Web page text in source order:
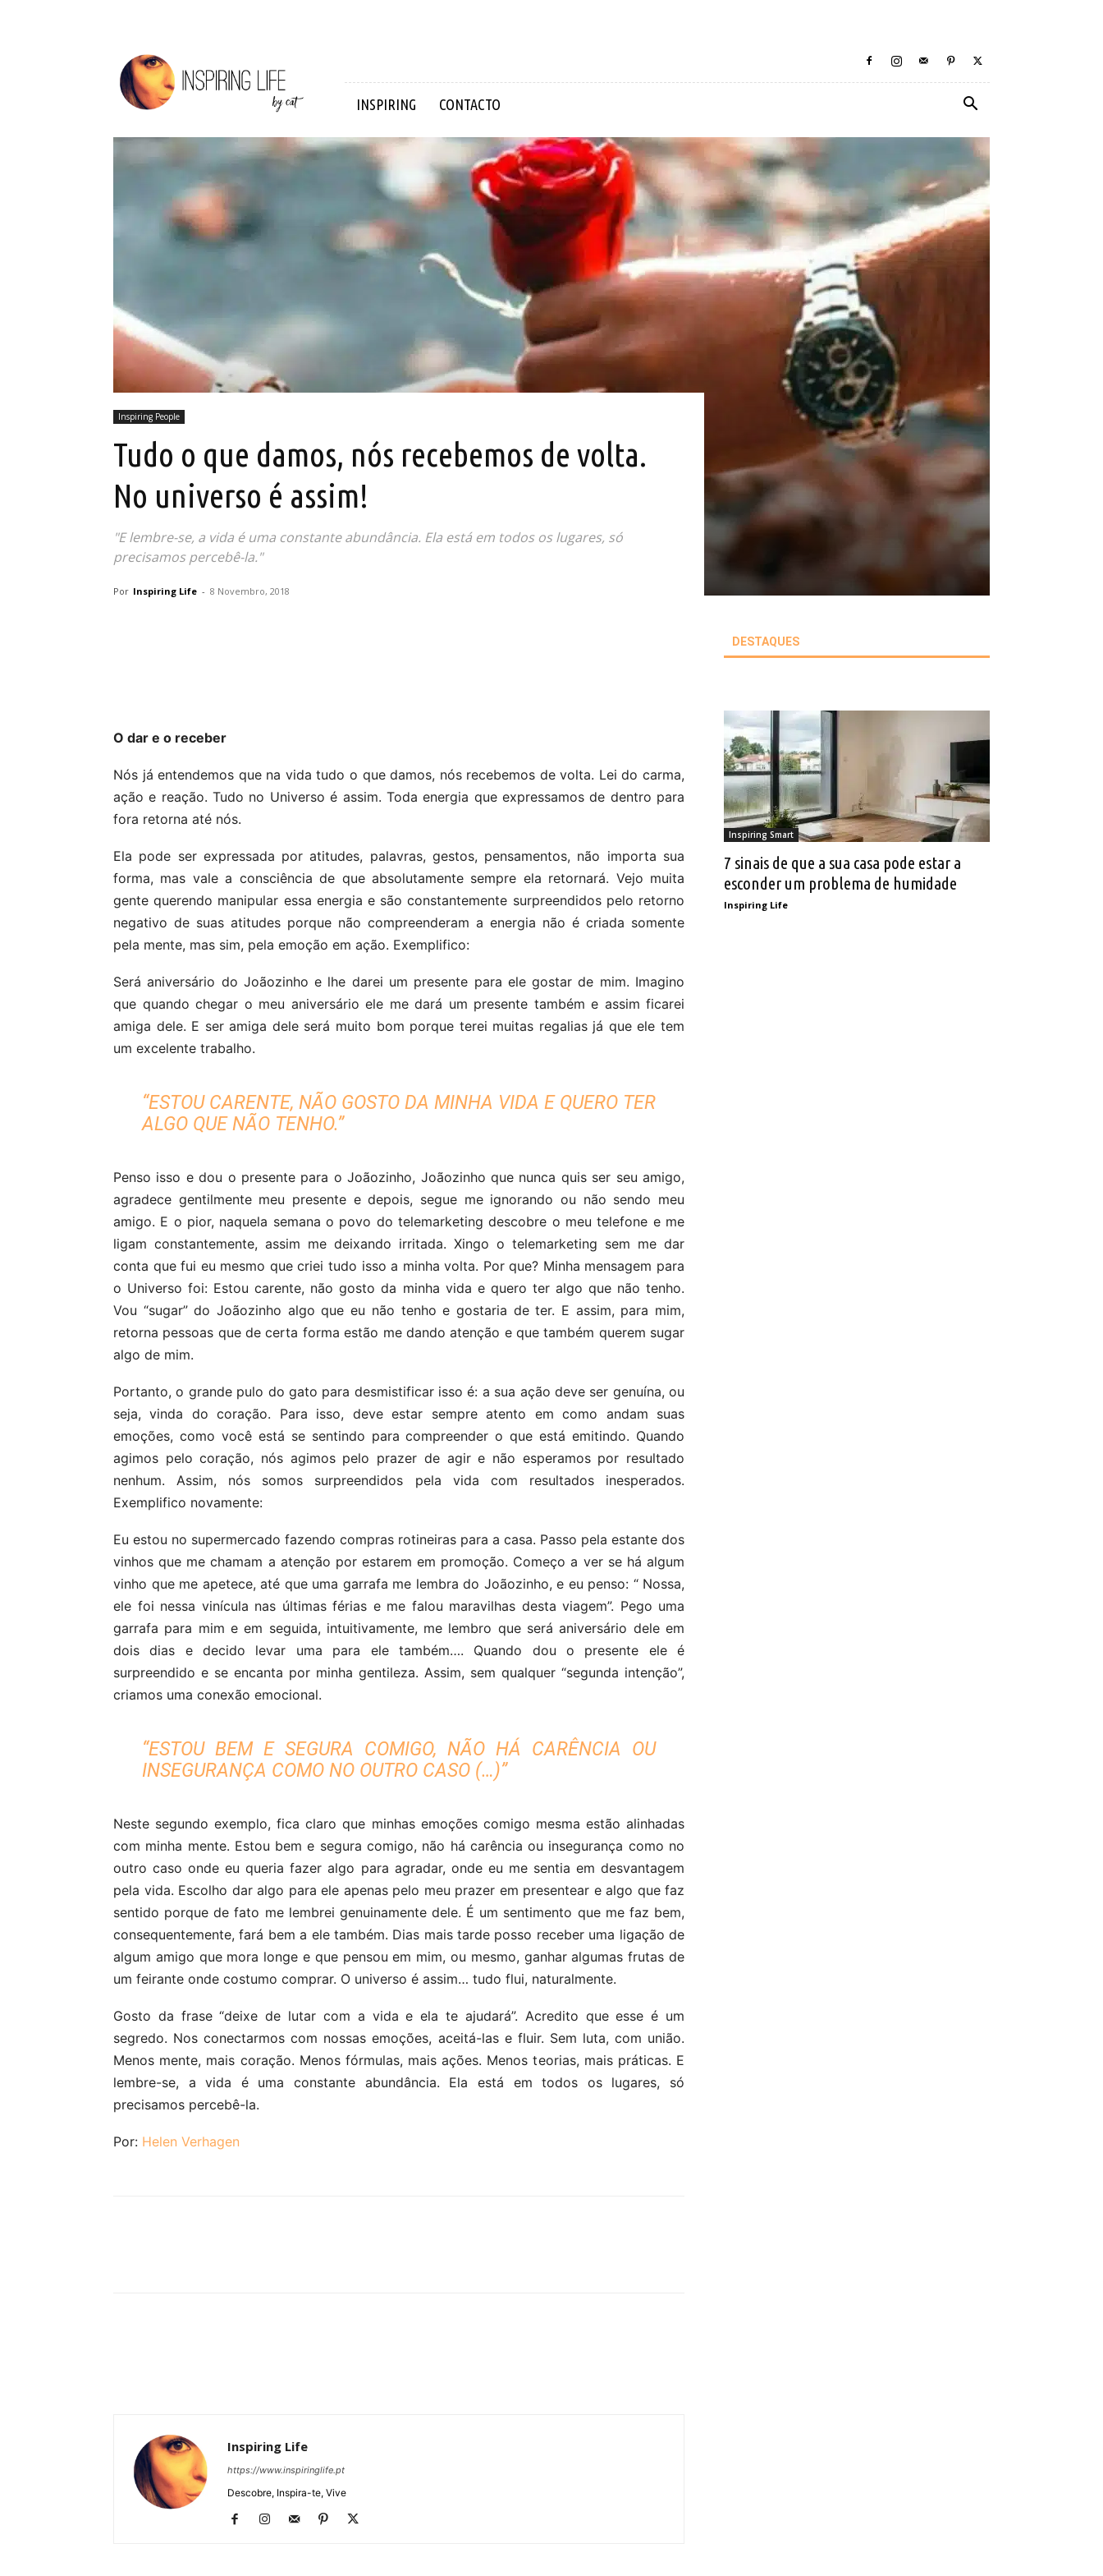
Inspiring
Life
INSPIRING CONTACTO
Inspiring People
Tudo o que damos, nós recebemos de volta.
No universo é assim!
"E lembre-se, a vida é uma constante abundância. Ela está em todos os lugares, só
precisamos percebê-la."
Por Inspiring Life - 8 Novembro, 2018
O dar e o receber
Nós já entendemos que na vida tudo o que damos, nós recebemos de volta. Lei do carma,
ação e reação. Tudo no Universo é assim. Toda energia que expressamos de dentro para
fora retorna até nós.
Ela pode ser expressada por atitudes, palavras, gestos, pensamentos, não importa sua
forma, mas vale a consciência de que absolutamente sempre ela retornará. Vejo muita
gente querendo manipular essa energia e são constantemente surpreendidos pelo retorno
negativo de suas atitudes porque não compreenderam a energia não é criada somente
pela mente, mas sim, pela emoção em ação. Exemplifico:
Será aniversário do Joãozinho e lhe darei um presente para ele gostar de mim. Imagino
que quando chegar o meu aniversário ele me dará um presente também e assim ficarei
amiga dele. E ser amiga dele será muito bom porque terei muitas regalias já que ele tem
um excelente trabalho.
“ESTOU CARENTE, NÃO GOSTO DA MINHA VIDA E QUERO TER
ALGO QUE NÃO TENHO.”
Penso isso e dou o presente para o Joãozinho, Joãozinho que nunca quis ser seu amigo,
agradece gentilmente meu presente e depois, segue me ignorando ou não sendo meu
amigo. E o pior, naquela semana o povo do telemarketing descobre o meu telefone e me
ligam constantemente, assim me deixando irritada. Xingo o telemarketing sem me dar
conta que fui eu mesmo que criei tudo isso a minha volta. Por que? Minha mensagem para
o Universo foi: Estou carente, não gosto da minha vida e quero ter algo que não tenho.
Vou “sugar” do Joãozinho algo que eu não tenho e gostaria de ter. E assim, para mim,
retorna pessoas que de certa forma estão me dando atenção e que também querem sugar
algo de mim.
Portanto, o grande pulo do gato para desmistificar isso é: a sua ação deve ser genuína, ou
seja, vinda do coração. Para isso, deve estar sempre atento em como andam suas
emoções, como você está se sentindo para compreender o que está emitindo. Quando
agimos pelo coração, nós agimos pelo prazer de agir e não esperamos por resultado
nenhum. Assim, nós somos surpreendidos pela vida com resultados inesperados.
Exemplifico novamente:
Eu estou no supermercado fazendo compras rotineiras para a casa. Passo pela estante dos
vinhos que me chamam a atenção por estarem em promoção. Começo a ver se há algum
vinho que me apetece, até que uma garrafa me lembra do Joãozinho, e eu penso: “ Nossa,
ele foi nessa vinícula nas últimas férias e me falou maravilhas desta viagem”. Pego uma
garrafa para mim e em seguida, intuitivamente, me lembro que será aniversário dele em
dois dias e decido levar uma para ele também…. Quando dou o presente ele é
surpreendido e se encanta por minha gentileza. Assim, sem qualquer “segunda intenção”,
criamos uma conexão emocional.
“ESTOU BEM E SEGURA COMIGO, NÃO HÁ CARÊNCIA OU
INSEGURANÇA COMO NO OUTRO CASO (…)”
Neste segundo exemplo, fica claro que minhas emoções comigo mesma estão alinhadas
com minha mente. Estou bem e segura comigo, não há carência ou insegurança como no
outro caso onde eu queria fazer algo para agradar, onde eu me sentia em desvantagem
pela vida. Escolho dar algo para ele apenas pelo meu prazer em presentear e algo que faz
sentido porque de fato me lembrei genuinamente dele. É um sentimento que me faz bem,
consequentemente, fará bem a ele também. Dias mais tarde posso receber uma ligação de
algum amigo que mora longe e que pensou em mim, ou mesmo, ganhar algumas frutas de
um feirante onde costumo comprar. O universo é assim… tudo flui, naturalmente.
Gosto da frase “deixe de lutar com a vida e ela te ajudará”. Acredito que esse é um
segredo. Nos conectarmos com nossas emoções, aceitá-las e fluir. Sem luta, com união.
Menos mente, mais coração. Menos fórmulas, mais ações. Menos teorias, mais práticas. E
lembre-se, a vida é uma constante abundância. Ela está em todos os lugares, só
precisamos percebê-la.
Por: Helen Verhagen
Inspiring Life
https://www.inspiringlife.pt
Descobre, Inspira-te, Vive
DESTAQUES
Inspiring Smart
7 sinais de que a sua casa pode estar a
esconder um problema de humidade
Inspiring Life